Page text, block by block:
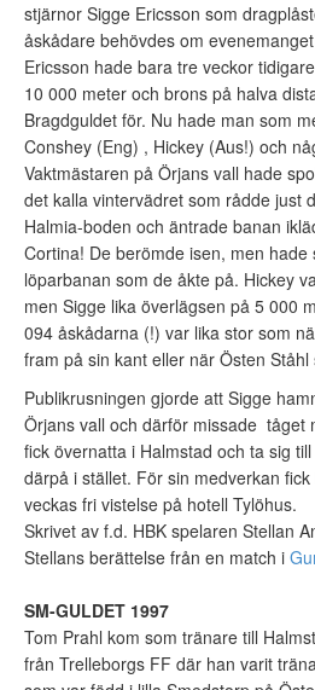
stjärnor Sigge Ericsson som
åskådare behövdes om
Ericsson hade bara tre veckor
10 000 meter och brons på halva
Bragdguldet för. Nu hade man som
Conshey (Eng) , Hickey (Aus!) och
Vaktmästaren på Örjans vall hade
det kalla vintervädret som rådde just
Halmia-boden och äntrade banan
Cortina! De berömde isen, men
löparbanan som de åkte på. Hickey
men Sigge lika överlägsen på 5 000
094 åskådarna (!) var lika stor som
fram på sin kant eller när Östen
Publikrusningen gjorde att Sigge
Örjans vall och därför missade tåget
fick övernatta i Halmstad och ta sig
därpå i stället. För sin medverkan
veckas fri vistelse på hotell Tylöhus.
Skrivet av f.d. HBK spelaren Stellan
Stellans berättelse från en match i
SM-GULDET 1997
Tom Prahl kom som tränare till
från Trelleborgs FF där han varit